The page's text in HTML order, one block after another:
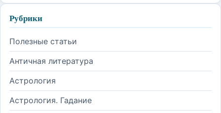
Рубрики
Полезные статьи
Античная литература
Астрология
Астрология. Гадание